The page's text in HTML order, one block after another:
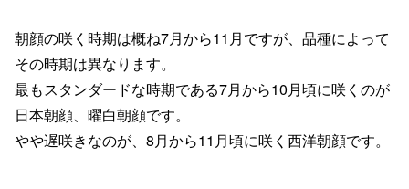
朝顔の咲く時期は概ね7月から11 月ですが、 品種によって
その時期は異なります。
最もスタンダードな時期である7月から10月頃に咲くのが
日本朝顔、曜白朝顔です。
やや遅咲きなのが、 8月から11 月頃に咲く 西洋朝顔です。